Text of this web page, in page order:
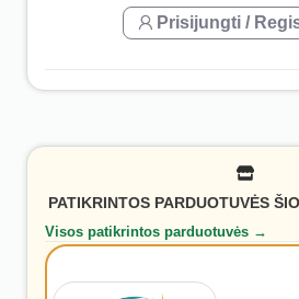
Prisijungti /
PATIKRINTOS PARDUOTUVĖS
Visos patikrintos parduotuvės →